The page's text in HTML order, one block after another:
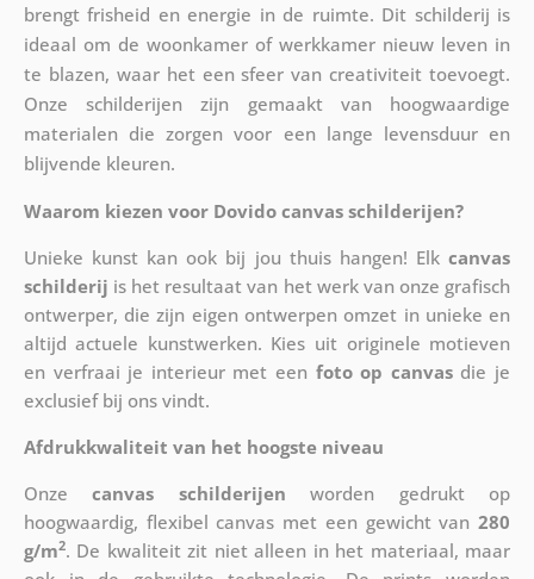
brengt frisheid en energie in de ruimte. Dit schilderij is
ideaal om de woonkamer of werkkamer nieuw leven in
te blazen, waar het een sfeer van creativiteit toevoegt.
Onze schilderijen zijn gemaakt van hoogwaardige
materialen die zorgen voor een lange levensduur en
blijvende kleuren.
Waarom kiezen voor Dovido canvas schilderijen?
Unieke kunst kan ook bij jou thuis hangen! Elkcanvas
schilderij is het resultaat van het werk van onze grafisch
ontwerper, die zijn eigen ontwerpen omzet in unieke en
altijd actuele kunstwerken. Kies uit originele motieven
en verfraai je interieur met een foto op canvasdie je
exclusief bij ons vindt.
Afdrukkwaliteit van het hoogste niveau
Onzecanvas schilderijen worden gedrukt op
hoogwaardig, flexibel canvas met een gewicht van280
g/m2. De kwaliteit zit niet alleen in het materiaal, maar